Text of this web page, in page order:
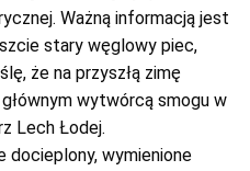
Ważną informacją jest
stary węglowy piec,
że na przyszłą zimę
wytwórcą smogu w
Lech Łodej.
docieplony, wymienione